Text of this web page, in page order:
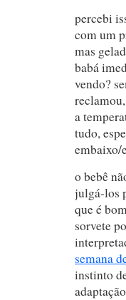
percebi
com um
mas
babá
vendo?
a
tudo,
embaixo/
o bebê
julgá-los
que é
sorvete
semana
instinto